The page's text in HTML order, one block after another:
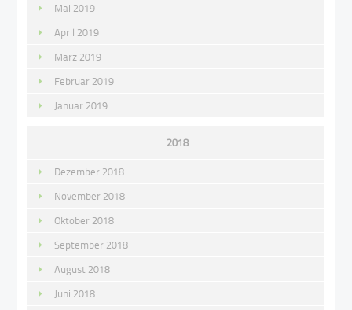
Mai 2019
April 2019
März 2019
Februar 2019
Januar 2019
2018
Dezember 2018
November 2018
Oktober 2018
September 2018
August 2018
Juni 2018